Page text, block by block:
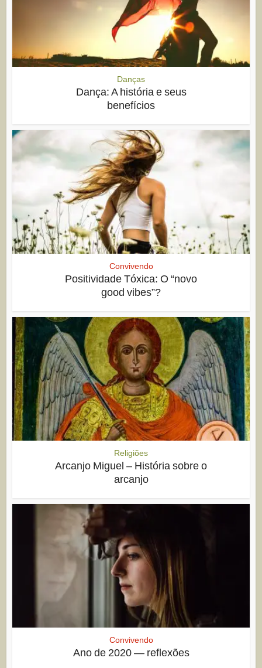
Danças
Dança: A história e seus
benefícios
Convivendo
Positividade Tóxica: O “novo
good vibes”?
Religiões
Arcanjo Miguel – História sobre o
arcanjo
Convivendo
Ano de 2020 — reflexões